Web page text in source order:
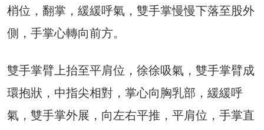
梢位，翻掌，緩緩呼氣，雙手掌慢慢下落至股外
側，手掌心轉向前方。
雙手掌臂上抬至平肩位，徐徐吸氣，雙手掌臂成
環抱狀，中指尖相對，掌心向胸乳部，緩緩呼
氣，雙手掌外展，向左右平推，平肩位，手掌直